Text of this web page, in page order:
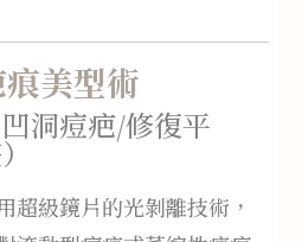
美型術
凹洞痘疤/修復平
超級鏡片的光剝離技術，